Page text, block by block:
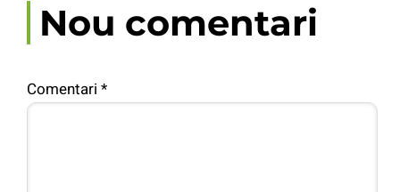
Nou comentari
Comentari *